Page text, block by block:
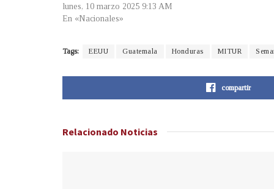
lunes, 10 marzo 2025 9:13 AM
En «Nacionales»
Tags: EEUU Guatemala Honduras MITUR
compartir
Relacionado Noticias